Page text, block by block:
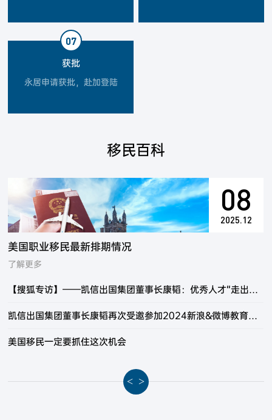
07
获批
永居申请获批，赴加登陆
移民百科
08
2025.12
美国职业移民最新排期情况
了解更多
【搜狐专访】——凯信出国集团董事长康韬：优秀人才“走出去”“引进来” 并重是未来工作创新的方向
凯信出国集团董事长康韬再次受邀参加2024新浪&微博教育盛典
美国移民一定要抓住这次机会
< >